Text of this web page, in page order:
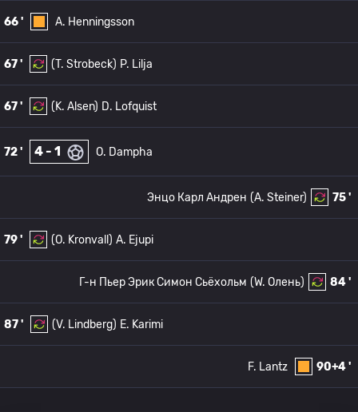
66 ' A. Henningsson
67 ' (T. Strobeck) P. Lilja
67 ' (K. Alsen) D. Lofquist
72 ' 4 - 1 O. Dampha
75 '
(A. Steiner)
Энцо Карл Андрен
79 ' (O. Kronvall) A. Ejupi
84 '
(W. Олень)
Г-н Пьер Эрик Симон Сьёхольм
87 ' (V. Lindberg) E. Karimi
90+4 '
F. Lantz